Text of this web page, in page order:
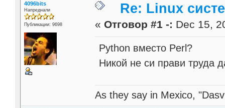
4096bits
Напреднали
Публикации: 9698
Re: Linux
« Отговор #1 -: Dec 15,
Python вместо Perl?
Никой не си прави труда
As they say in Mexico,